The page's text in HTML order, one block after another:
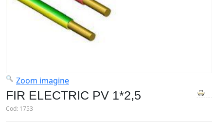
Zoom imagine
FIR ELECTRIC PV 1*2,5
Cod: 1753